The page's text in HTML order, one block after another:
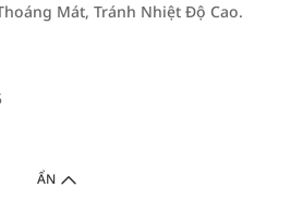
Mát, Tránh Nhiệt Độ Cao.
ẨN